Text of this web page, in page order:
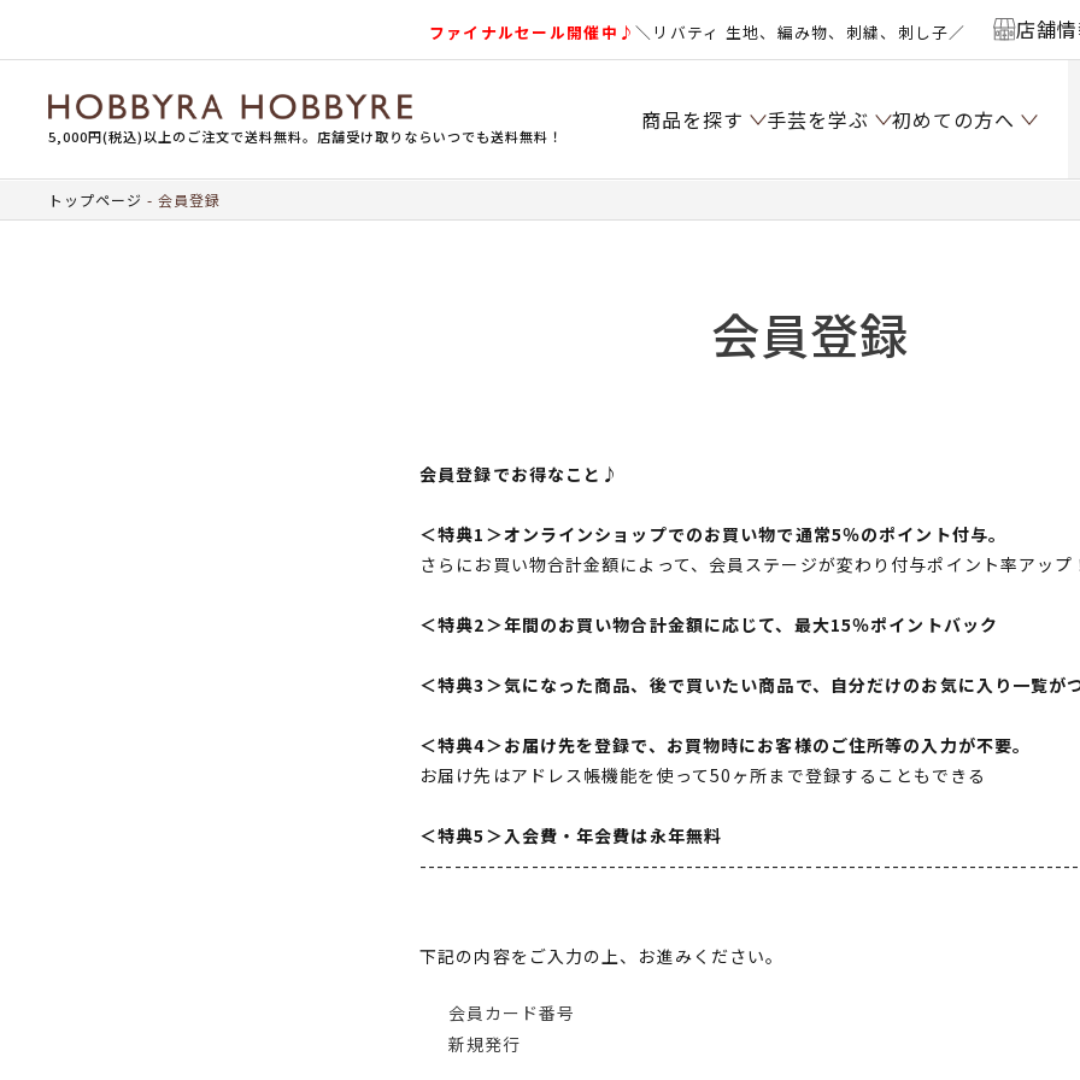
ファイナルセール開催中♪＼リバティ 生地、編み物、刺繍、刺し子／ 店舗
5,000円(税込)以上のご注文で送料無料。店舗受け取りならいつでも送料無料！
商品を探す 手芸を学ぶ 初めての方へ
トップページ 会員登録
会員登録
会員登録でお得なこと♪
＜特典1＞オンラインショップでのお買い物で通常5％のポイント付与。
さらにお買い物合計金額によって、会員ステージが変わり付与ポイント率アップ
＜特典2＞年間のお買い物合計金額に応じて、最大15％ポイントバック
＜特典3＞気になった商品、後で買いたい商品で、自分だけのお気に入り一覧が
＜特典4＞お届け先を登録で、お買物時にお客様のご住所等の入力が不要。
お届け先はアドレス帳機能を使って50ヶ所まで登録することもできる
＜特典5＞入会費・年会費は永年無料
下記の内容をご入力の上、お進みください。
会員カード番号
新規発行